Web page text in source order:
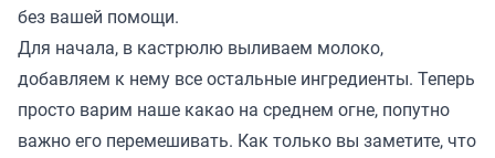
без вашей помощи.
Для начала, в кастрюлю выливаем молоко,
добавляем к нему все остальные ингредиенты. Теперь
просто варим наше какао на среднем огне, попутно
важно его перемешивать. Как только вы заметите, что